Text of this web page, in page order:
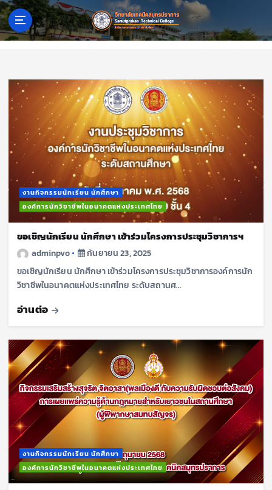
S
k
i
งานกิจกรรมนักเรียน นักศึกษา
องค์การนักวิชาชีพในอนาคตแห่งประเทศไทย
ขอเชิญนักเรียน นักศึกษา เข้าร่วมโครงการประชุมวิชาการฯ
adminpvo
กันยายน 23, 2025
ขอเชิญนักเรียน นักศึกษา เข้าร่วมโครงการประชุมวิชาการองค์การนัก
วิชาชีพในอนาคตแห่งประเทศไทย ระดับสถานศ…
อ่านต่อ
งานกิจกรรมนักเรียน นักศึกษา
องค์การนักวิชาชีพในอนาคตแห่งประเทศไทย